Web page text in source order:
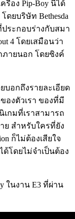
ครื่อง Pip-Boy นี้ได้
ยบริษัท Bethesda
ประกอบร่างกับสมา
4 โดยเสมือนว่า
ภายนอก โดยซิงค์
บอกถึงรายละเอียด
องตัวเรา ของที่มี
กมที่เราสามารถ
ย สำหรับใครที่ยัง
ก็ไม่ต้องเสียใจ
ด้โดยไม่จำเป็นต้อง
ในงาน E3 ที่ผ่าน